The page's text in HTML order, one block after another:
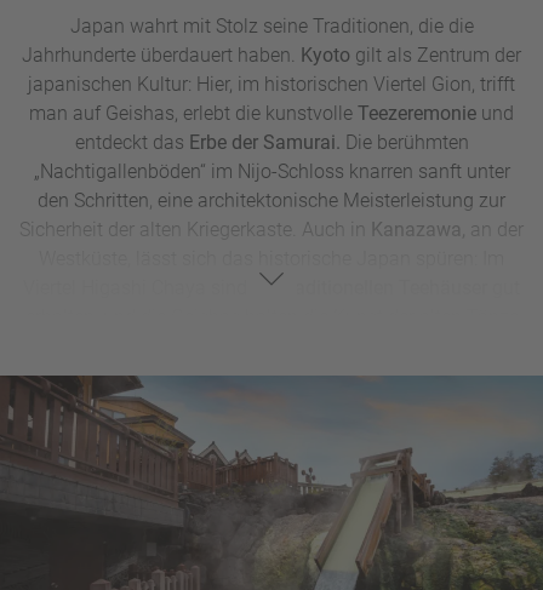
Japan wahrt mit Stolz seine Traditionen, die die
Jahrhunderte überdauert haben. Kyoto gilt als Zentrum der
japanischen Kultur: Hier, im historischen Viertel Gion, trifft
man auf Geishas, erlebt die kunstvolle Teezeremonie und
entdeckt das Erbe der Samurai. Die berühmten
„Nachtigallenböden“ im Nijo-Schloss knarren sanft unter
den Schritten, eine architektonische Meisterleistung zur
Sicherheit der alten Kriegerkaste. Auch in Kanazawa,
an der
Viertel Higashi Chaya sind die
Japans, lädt zu einem Spaziergang zwischen Teichen,
Brücken und kunstvollen Pavillons ein.
Etwa eine Stunde von Tokio entfernt liegt
Kamakura,
erste Samurai-Hauptstadt Japans. Tempel und Schreine
erzählen die Geschichte der Samurai-Zeit, und der große
Buddha von Kamakura
lässt die Spiritualität dieser Epoche
spürbar werden – ideal für Reisende, die eine Auszeit vom